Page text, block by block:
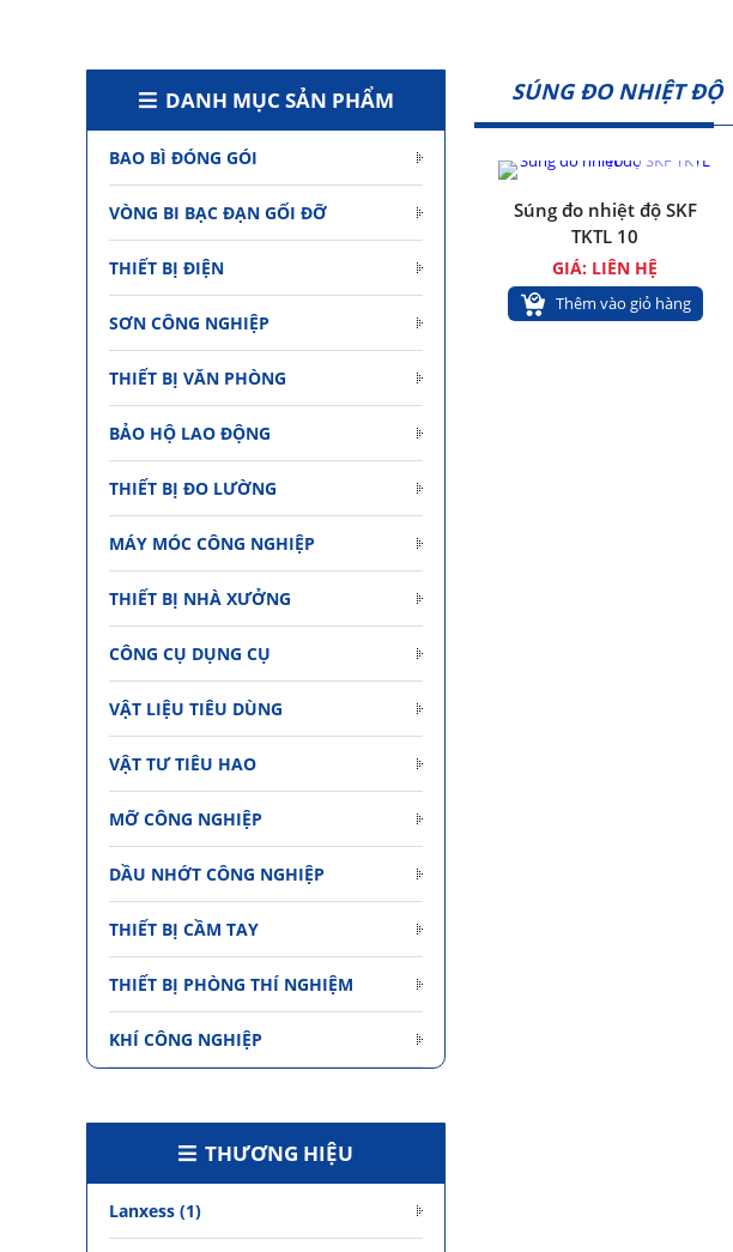
Giá: Liên hệ
Thêm vào giỏ hàng
Dầu bôi trơn chống rỉ sét đa năng Pna
420 ml
Giá: 150.000 vnđ
Thêm vào giỏ hàng
SÚNG ĐO NHIỆT ĐỘ
Súng đo nhiệt độ SKF
TKTL 10
GIÁ: LIÊN HỆ
Thêm vào giỏ hàng
DANH MỤC SẢN PHẨM
BAO BÌ ĐÓNG GÓI
VÒNG BI BẠC ĐẠN GỐI ĐỠ
THIẾT BỊ ĐIỆN
SƠN CÔNG NGHIỆP
THIẾT BỊ VĂN PHÒNG
BẢO HỘ LAO ĐỘNG
THIẾT BỊ ĐO LƯỜNG
MÁY MÓC CÔNG NGHIỆP
THIẾT BỊ NHÀ XƯỞNG
CÔNG CỤ DỤNG CỤ
VẬT LIỆU TIÊU DÙNG
VẬT TƯ TIÊU HAO
MỠ CÔNG NGHIỆP
DẦU NHỚT CÔNG NGHIỆP
THIẾT BỊ CẦM TAY
THIẾT BỊ PHÒNG THÍ NGHIỆM
KHÍ CÔNG NGHIỆP
THƯƠNG HIỆU
Lanxess (1)